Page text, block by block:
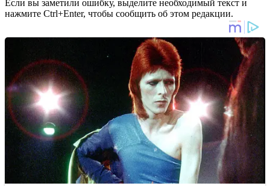
Если вы заметили ошибку, выделите необходимый текст и
нажмите Ctrl+Enter, чтобы сообщить об этом редакции.